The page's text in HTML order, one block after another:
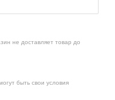
не доставляет товар до
быть свои условия